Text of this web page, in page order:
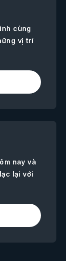
cùng
vị trí
nay và
lại với